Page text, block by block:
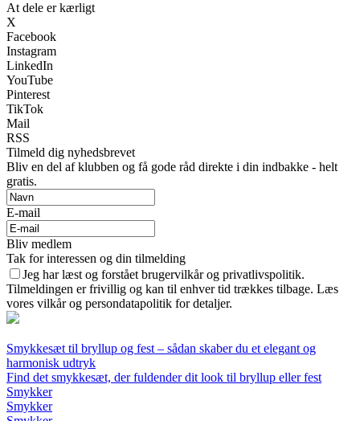
At dele er kærligt
X
Facebook
Instagram
LinkedIn
YouTube
Pinterest
TikTok
Mail
RSS
Tilmeld dig nyhedsbrevet
Bliv en del af klubben og få gode råd direkte i din indbakke - helt
gratis.
E-mail
Bliv medlem
Tak for interessen og din tilmelding
Jeg har læst og forstået brugervilkår og privatlivspolitik.
Tilmeldingen er frivillig og kan til enhver tid trækkes tilbage. Læs
vores vilkår og persondatapolitik for detaljer.
Smykkesæt til bryllup og fest – sådan skaber du et elegant og
harmonisk udtryk
Find det smykkesæt, der fuldender dit look til bryllup eller fest
Smykker
Smykker